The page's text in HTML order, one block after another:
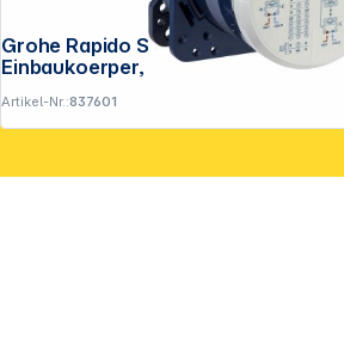
Grohe Rapido SmartBox Universal Unterputz-
Einbaukoerper, 1/2"
Artikel-Nr.:837601
Copyright © 2001 - 2026 DGH - Alle